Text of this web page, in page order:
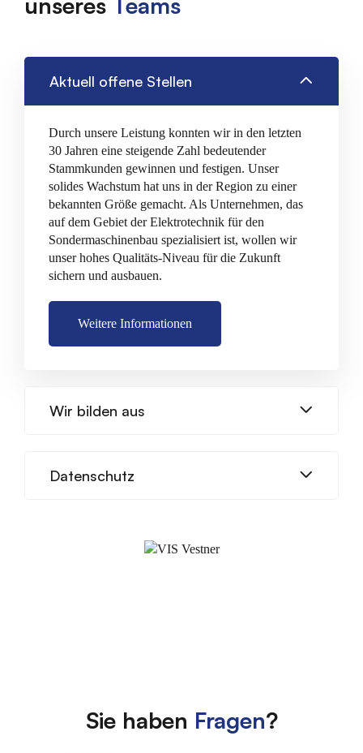
Aktuell offene Stellen
Durch unsere Leistung konnten wir in den letzten
30 Jahren eine steigende Zahl bedeutender
Stammkunden gewinnen und festigen. Unser
solides Wachstum hat uns in der Region zu einer
bekannten Größe gemacht. Als Unternehmen, das
auf dem Gebiet der Elektrotechnik für den
Sondermaschinenbau spezialisiert ist, wollen wir
unser hohes Qualitäts-Niveau für die Zukunft
sichern und ausbauen.
Weitere Informationen
Wir bilden aus
Datenschutz
Sie haben Fragen?